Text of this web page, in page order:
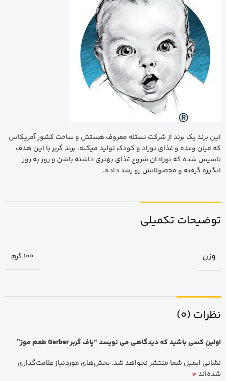
این برند یک برند از شرکت نستله معروف هستش و ساخت کشور آمریکاس
که میان وعده و غذای نوزاد و کودک تولید میکنه. برند گربر با این هدف
تاسیس شده که نوزادان شروع غذای بهتری داشته باشن و روز به روز
انگیزه گرفته و محصولاتش رو رشد داده.
توضیحات تکمیلی
وزن 100 گرم
نظرات (0)
اولین کسی باشید که دیدگاهی می نویسد “پاف گربر Gerber طعم موز”
نشانی ایمیل شما منتشر نخواهد شد. بخش‌های موردنیاز علامت‌گذاری
شده‌اند*